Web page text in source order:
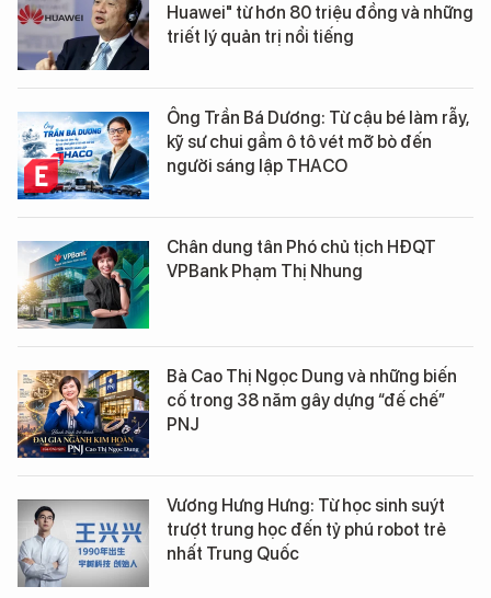
Huawei" từ hơn 80 triệu đồng và những
triết lý quản trị nổi tiếng
Ông Trần Bá Dương: Từ cậu bé làm rẫy,
kỹ sư chui gầm ô tô vét mỡ bò đến
người sáng lập THACO
Chân dung tân Phó chủ tịch HĐQT
VPBank Phạm Thị Nhung
Bà Cao Thị Ngọc Dung và những biến
cố trong 38 năm gây dựng “đế chế”
PNJ
Vương Hưng Hưng: Từ học sinh suýt
trượt trung học đến tỷ phú robot trẻ
nhất Trung Quốc